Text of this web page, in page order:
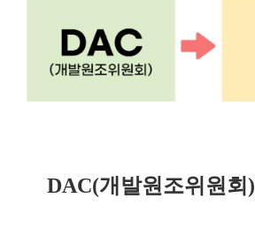
DAC(개발원조위원회)